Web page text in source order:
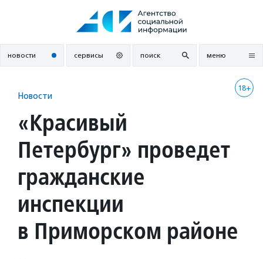
новости сервисы поиск меню
18+
Новости
«Красивый
Петербург» проведет
гражданские
инспекции
в Приморском районе